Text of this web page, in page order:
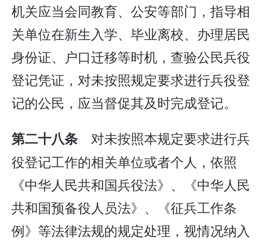
机关应当会同教育、公安等部门，指导相
关单位在新生入学、毕业离校、办理居民
身份证、户口迁移等时机，查验公民兵役
登记凭证，对未按照规定要求进行兵役登
记的公民，应当督促其及时完成登记。
第二十八条对未按照本规定要求进行兵
役登记工作的相关单位或者个人，依照
《中华人民共和国兵役法》、《中华人民
共和国预备役人员法》、《征兵工作条
例》等法律法规的规定处理，视情况纳入